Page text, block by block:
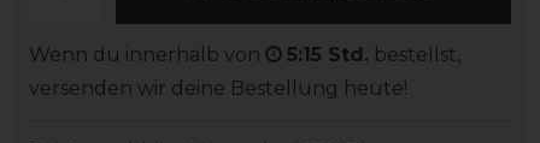
Wenn du innerhalb von 5:15 Std. bestellst,
versenden wir deine Bestellung heute!